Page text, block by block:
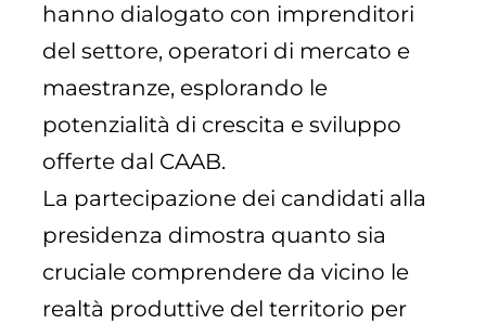
hanno dialogato con imprenditori
del settore, operatori di mercato e
maestranze, esplorando le
potenzialità di crescita e sviluppo
offerte dal CAAB.
La partecipazione dei candidati alla
presidenza dimostra quanto sia
cruciale comprendere da vicino le
realtà produttive del territorio per